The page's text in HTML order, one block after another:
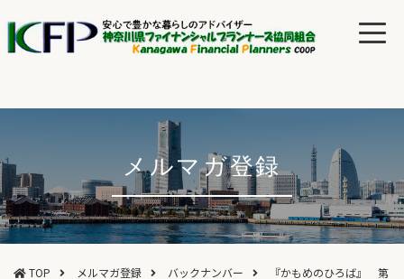
メルマガ登録
TOP メルマガ登録 バックナンバー
『かもめのひろば』 第